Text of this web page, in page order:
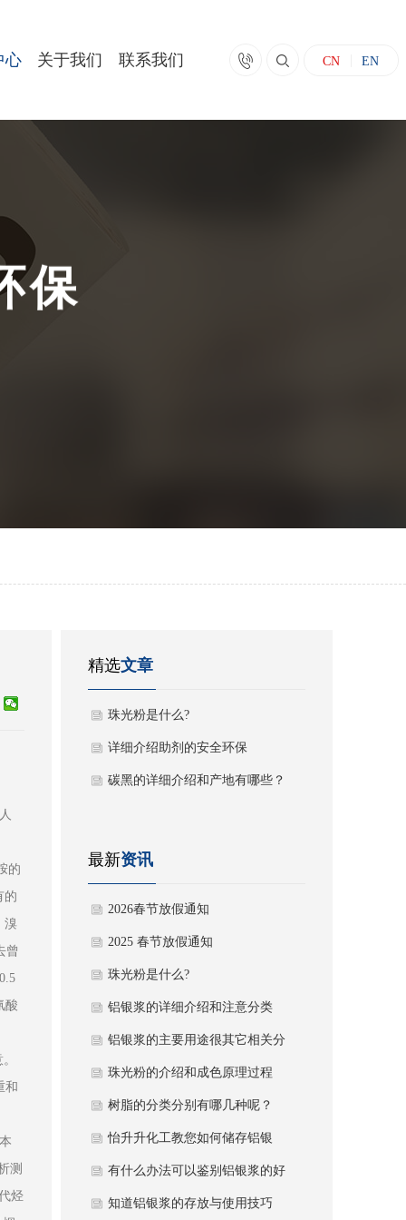
心 关于我们 联系我们   CN EN
保
的
的
溴
曾
酸
和
测
烃
精选文章
珠光粉是什么?
详细介绍助剂的安全环保
碳黑的详细介绍和产地有哪些？
最新资讯
2026春节放假通知
2025 春节放假通知
珠光粉是什么?
铝银浆的详细介绍和注意分类
铝银浆的主要用途很其它相关分
类
珠光粉的介绍和成色原理过程
树脂的分类分别有哪几种呢？
怡升升化工教您如何储存铝银
浆？
有什么办法可以鉴别铝银浆的好
坏？
知道铝银浆的存放与使用技巧